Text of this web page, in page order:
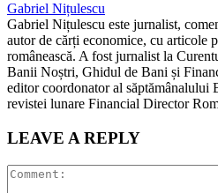
Gabriel Nițulescu
Gabriel Nițulescu este jurnalist,
autor de cărți economice, cu articole
românească. A fost jurnalist la
Banii Noștri, Ghidul de Bani și
editor coordonator al săptămânalului
revistei lunare Financial Director
LEAVE A REPLY